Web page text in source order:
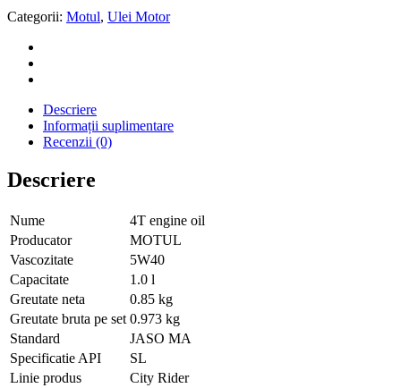
Categorii: Motul, Ulei Motor
Descriere
Informații suplimentare
Recenzii (0)
Descriere
Nume
4T engine oil
Producator
MOTUL
Vascozitate
5W40
Capacitate
1.0 l
Greutate neta
0.85 kg
Greutate bruta pe set 0.973 kg
Standard
JASO MA
Specificatie API
SL
Linie produs
City Rider